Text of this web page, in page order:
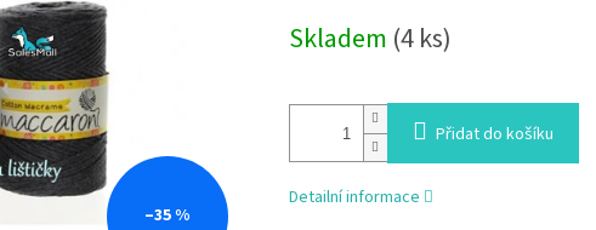
–35 %
cena:
Skladem (4 ks)
Přidat do košíku
Detailní informace